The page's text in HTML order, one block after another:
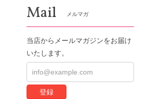
Mail メルマガ
当店からメールマガジンをお届け
いたします。
登録